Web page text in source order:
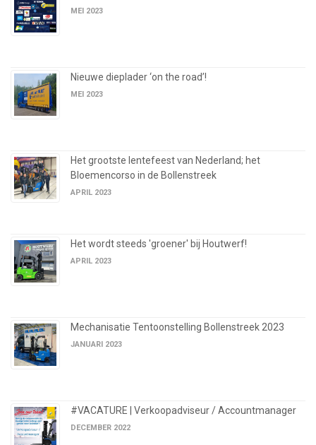
MEI 2023
Nieuwe dieplader ‘on the road’!
MEI 2023
Het grootste lentefeest van Nederland; het
Bloemencorso in de Bollenstreek
APRIL 2023
Het wordt steeds 'groener' bij Houtwerf!
APRIL 2023
Mechanisatie Tentoonstelling Bollenstreek 2023
JANUARI 2023
#VACATURE | Verkoopadviseur / Accountmanager
DECEMBER 2022